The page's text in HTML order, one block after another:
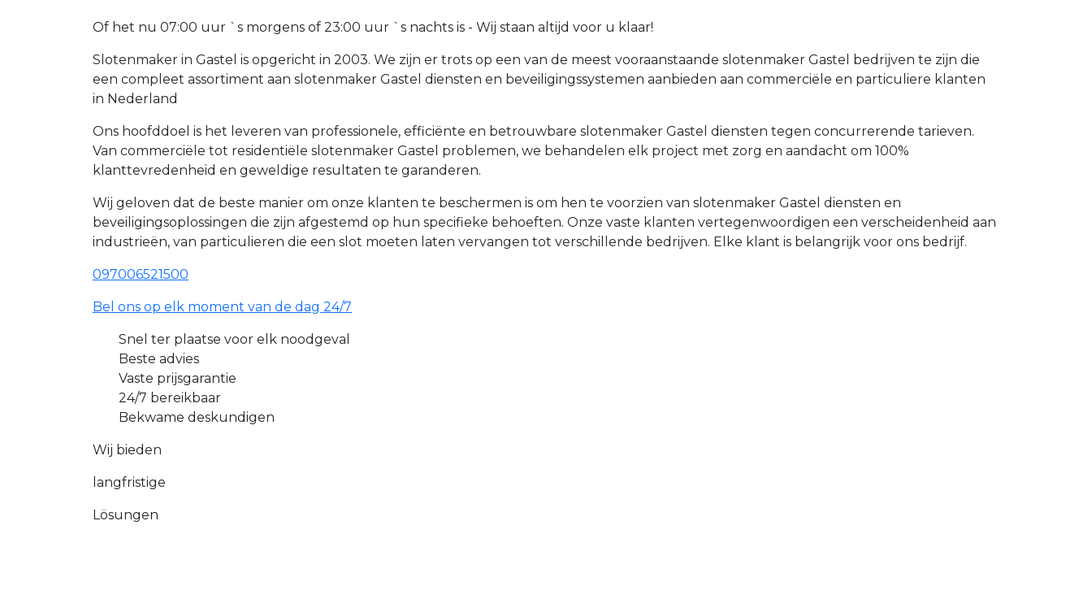
Of het nu 07:00 uur `s morgens of 23:00 uur `s nachts is - Wij staan altijd voor u klaar!
Slotenmaker in Gastel is opgericht in 2003. We zijn er trots op een van de meest vooraanstaande slotenmaker Gastel bedrijven te zijn die
een compleet assortiment aan slotenmaker Gastel diensten en beveiligingssystemen aanbieden aan commerciële en particuliere klanten
in Nederland
Ons hoofddoel is het leveren van professionele, efficiënte en betrouwbare slotenmaker Gastel diensten tegen concurrerende tarieven.
Van commerciële tot residentiële slotenmaker Gastel problemen, we behandelen elk project met zorg en aandacht om 100%
klanttevredenheid en geweldige resultaten te garanderen.
Wij geloven dat de beste manier om onze klanten te beschermen is om hen te voorzien van slotenmaker Gastel diensten en
beveiligingsoplossingen die zijn afgestemd op hun specifieke behoeften. Onze vaste klanten vertegenwoordigen een verscheidenheid aan
industrieën, van particulieren die een slot moeten laten vervangen tot verschillende bedrijven. Elke klant is belangrijk voor ons bedrijf.
097006521500
Bel ons op elk moment van de dag 24/7
Snel ter plaatse voor elk noodgeval
Beste advies
Vaste prijsgarantie
24/7 bereikbaar
Bekwame deskundigen
Wij bieden
langfristige
Lösungen